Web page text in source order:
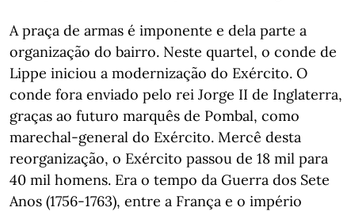
A praça de armas é imponente e dela parte a
organização do bairro. Neste quartel, o conde de
Lippe iniciou a modernização do Exército. O
conde fora enviado pelo rei Jorge II de Inglaterra,
graças ao futuro marquês de Pombal, como
marechal-general do Exército. Mercê desta
reorganização, o Exército passou de 18 mil para
40 mil homens. Era o tempo da Guerra dos Sete
Anos (1756-1763), entre a França e o império